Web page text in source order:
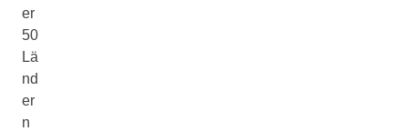
er
50
Lä
nd
er
n